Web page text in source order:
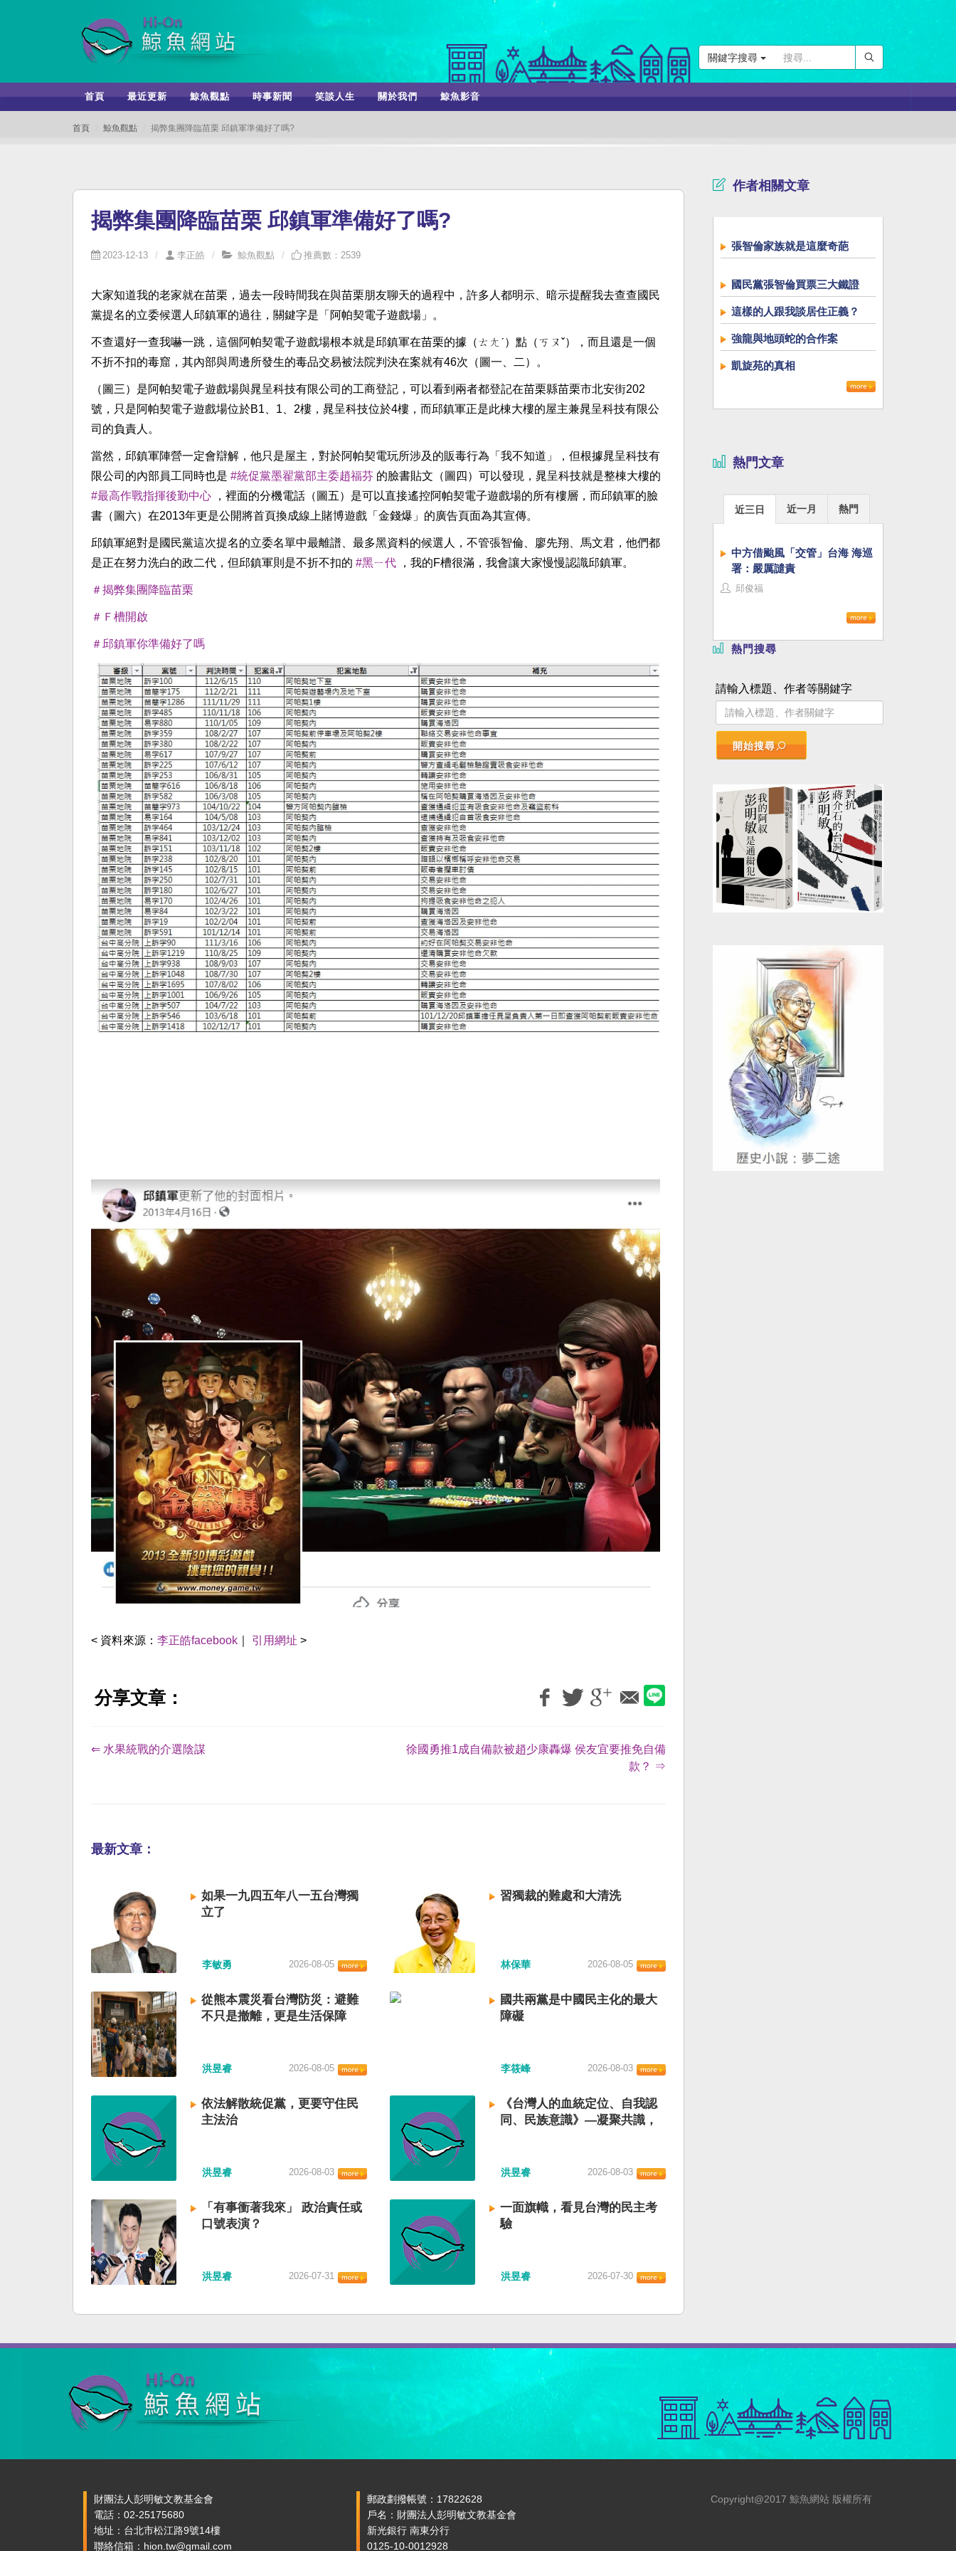
關鍵字搜尋
首頁 最近更新 鯨魚觀點 時事新聞 笑談人生 關於我們 鯨魚影音
首頁 鯨魚觀點 揭弊集團降臨苗栗 邱鎮軍準備好了嗎?
揭弊集團降臨苗栗 邱鎮軍準備好了嗎?
2023-12-13 李正皓 鯨魚觀點 推薦數：2539
大家知道我的老家就在苗栗，過去一段時間我在與苗栗朋友聊天的過程中，許多人都明示、暗示提醒我去查查國民
黨提名的立委候選人邱鎮軍的過往，關鍵字是「阿帕契電子遊戲場」。
不查還好一查我嚇一跳，這個阿帕契電子遊戲場根本就是邱鎮軍在苗栗的據（ㄊㄤˊ）點（ㄎㄡˇ），而且還是一個
不折不扣的毒窟，其內部與周邊所發生的毒品交易被法院判決在案就有46次（圖一、二）。
（圖三）是阿帕契電子遊戲場與晁呈科技有限公司的工商登記，可以看到兩者都登記在苗栗縣苗栗市北安街202
號，只是阿帕契電子遊戲場位於B1、1、2樓，晁呈科技位於4樓，而邱鎮軍正是此棟大樓的屋主兼晁呈科技有限公
司的負責人。
當然，邱鎮軍陣營一定會辯解，他只是屋主，對於阿帕契電玩所涉及的販毒行為「我不知道」，但根據晁呈科技有
限公司的內部員工同時也是 #統促黨墨翟黨部主委趙福芬 的臉書貼文（圖四）可以發現，晁呈科技就是整棟大樓的
#最高作戰指揮後勤中心 ，裡面的分機電話（圖五）是可以直接遙控阿帕契電子遊戲場的所有樓層，而邱鎮軍的臉
書（圖六）在2013年更是公開將首頁換成線上賭博遊戲「金錢爆」的廣告頁面為其宣傳。
邱鎮軍絕對是國民黨這次提名的立委名單中最離譜、最多黑資料的候選人，不管張智倫、廖先翔、馬文君，他們都
是正在努力洗白的政二代，但邱鎮軍則是不折不扣的 #黑ㄧ代 ，我的F槽很滿，我會讓大家慢慢認識邱鎮軍。
＃揭弊集團降臨苗栗
＃Ｆ槽開啟
＃邱鎮軍你準備好了嗎
< 資料來源： 李正皓facebook 引用網址 >
分享文章：
⇐ 水果統戰的介選陰謀
徐國勇推1成自備款被趙少康轟爆 侯友宜要推免自備
款？ ⇒
最新文章：
如果一九四五年八一五台灣獨
立了
李敏勇 2026-08-05
習獨裁的難處和大清洗
林保華 2026-08-05
從熊本震災看台灣防災：避難
不只是撤離，更是生活保障
洪昱睿 2026-08-05
國共兩黨是中國民主化的最大
障礙
李筱峰 2026-08-03
依法解散統促黨，更要守住民
主法治
洪昱睿 2026-08-03
《台灣人的血統定位、自我認
同、民族意識》—凝聚共識，
洪昱睿 2026-08-03
「有事衝著我來」 政治責任或
口號表演？
洪昱睿 2026-07-31
一面旗幟，看見台灣的民主考
驗
洪昱睿 2026-07-30
作者相關文章
張智倫家族就是這麼奇葩
國民黨張智倫買票三大鐵證
這樣的人跟我談居住正義？
強龍與地頭蛇的合作案
凱旋苑的真相
熱門文章
近三日 近一月 熱門
中方借颱風「交管」台海 海巡
署：嚴厲譴責
邱俊福
熱門搜尋
請輸入標題、作者等關鍵字
開始搜尋
財團法人彭明敏文教基金會
電話：02-25175680
地址：台北市松江路9號14樓
聯絡信箱：hion.tw@gmail.com
郵政劃撥帳號：17822628
戶名：財團法人彭明敏文教基金會
新光銀行 南東分行
0125-10-0012928
Copyright@2017 鯨魚網站 版權所有